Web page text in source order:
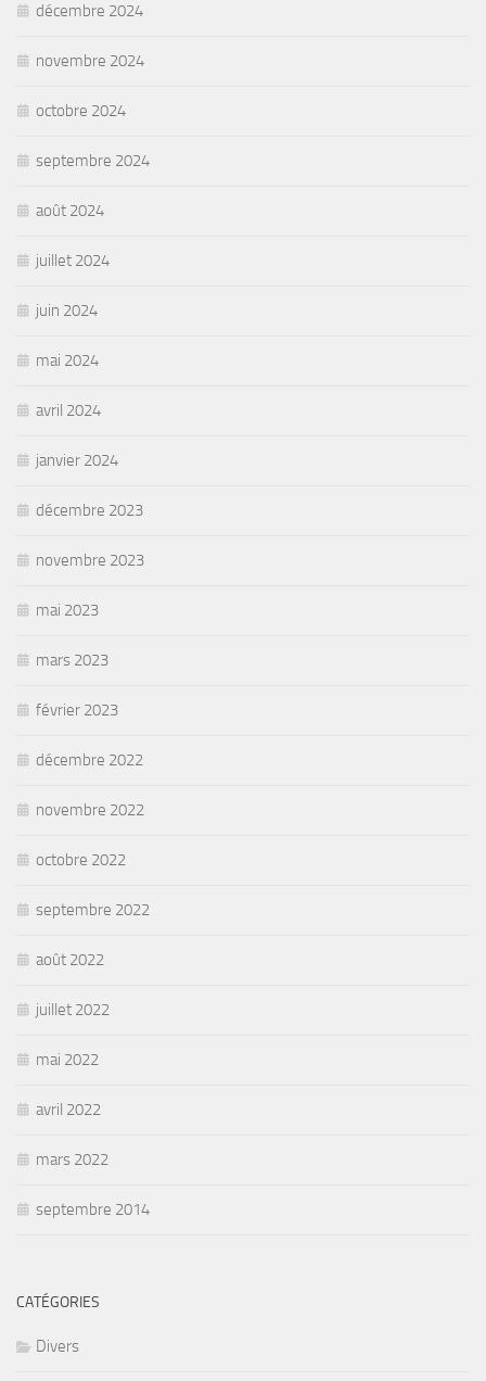
décembre 2024
novembre 2024
octobre 2024
septembre 2024
août 2024
juillet 2024
juin 2024
mai 2024
avril 2024
janvier 2024
décembre 2023
novembre 2023
mai 2023
mars 2023
février 2023
décembre 2022
novembre 2022
octobre 2022
septembre 2022
août 2022
juillet 2022
mai 2022
avril 2022
mars 2022
septembre 2014
CATÉGORIES
Divers